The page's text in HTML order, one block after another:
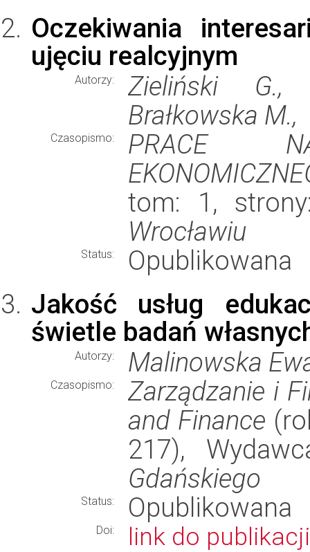
Oczekiwania
ujęciu realcyjnym
Autorzy:
Zieliński G.,
Brałkowska M.,
Czasopismo:
PRACE
tom: 1,
Wrocławiu
Status:
Opublikowana
Jakość usług
świetle badań
Autorzy: Malinowska
Czasopismo:
Zarządzanie i
and Finance
217),
Gdańskiego
Status: Opublikowana
Doi: link do publikacji